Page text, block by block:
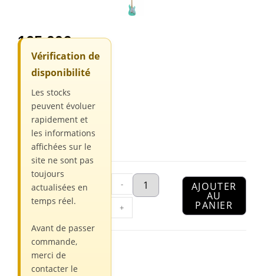
165,00€
Vérification de
disponibilité
Les stocks
peuvent évoluer
rapidement et
les informations
affichées sur le
site ne sont pas
toujours
actualisées en
temps réel.
Avant de passer
commande,
merci de
contacter le
-
+
AJOUTER
AU
PANIER